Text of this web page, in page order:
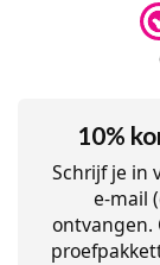
10%
Schrijf je in
e-mail
ontvangen.